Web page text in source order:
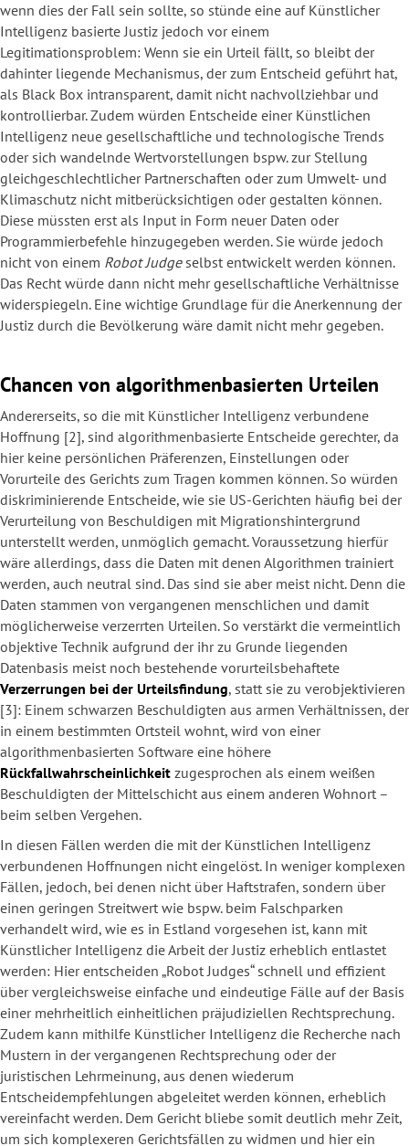
wenn dies der Fall sein sollte, so stünde eine auf Künstlicher
Intelligenz basierte Justiz jedoch vor einem
Legitimationsproblem: Wenn sie ein Urteil fällt, so bleibt der
dahinter liegende Mechanismus, der zum Entscheid geführt hat,
als Black Box intransparent, damit nicht nachvollziehbar und
kontrollierbar. Zudem würden Entscheide einer Künstlichen
Intelligenz neue gesellschaftliche und technologische Trends
oder sich wandelnde Wertvorstellungen bspw. zur Stellung
gleichgeschlechtlicher Partnerschaften oder zum Umwelt- und
Klimaschutz nicht mitberücksichtigen oder gestalten können.
Diese müssten erst als Input in Form neuer Daten oder
Programmierbefehle hinzugegeben werden. Sie würde jedoch
nicht von einem Robot Judgeselbst entwickelt werden können.
Das Recht würde dann nicht mehr gesellschaftliche Verhältnisse
widerspiegeln. Eine wichtige Grundlage für die Anerkennung der
Justiz durch die Bevölkerung wäre damit nicht mehr gegeben.
Chancen von algorithmenbasierten Urteilen
Andererseits, so die mit Künstlicher Intelligenz verbundene
Hoffnung [2], sind algorithmenbasierte Entscheide gerechter, da
hier keine persönlichen Präferenzen, Einstellungen oder
Vorurteile des Gerichts zum Tragen kommen können. So würden
diskriminierende Entscheide, wie sie US-Gerichten häufig bei der
Verurteilung von Beschuldigen mit Migrationshintergrund
unterstellt werden, unmöglich gemacht. Voraussetzung hierfür
wäre allerdings, dass die Daten mit denen Algorithmen trainiert
werden, auch neutral sind. Das sind sie aber meist nicht. Denn die
Daten stammen von vergangenen menschlichen und damit
möglicherweise verzerrten Urteilen. So verstärkt die vermeintlich
objektive Technik aufgrund der ihr zu Grunde liegenden
Datenbasis meist noch bestehende vorurteilsbehaftete
Verzerrungen bei der Urteilsfindung, statt sie zu verobjektivieren
[3]: Einem schwarzen Beschuldigten aus armen Verhältnissen, der
in einem bestimmten Ortsteil wohnt, wird von einer
algorithmenbasierten Software eine höhere
Rückfallwahrscheinlichkeit zugesprochen als einem weißen
Beschuldigten der Mittelschicht aus einem anderen Wohnort –
beim selben Vergehen.
In diesen Fällen werden die mit der Künstlichen Intelligenz
verbundenen Hoffnungen nicht eingelöst. In weniger komplexen
Fällen, jedoch, bei denen nicht über Haftstrafen, sondern über
einen geringen Streitwert wie bspw. beim Falschparken
verhandelt wird, wie es in Estland vorgesehen ist, kann mit
Künstlicher Intelligenz die Arbeit der Justiz erheblich entlastet
werden: Hier entscheiden „Robot Judges“ schnell und effizient
über vergleichsweise einfache und eindeutige Fälle auf der Basis
einer mehrheitlich einheitlichen präjudiziellen Rechtsprechung.
Zudem kann mithilfe Künstlicher Intelligenz die Recherche nach
Mustern in der vergangenen Rechtsprechung oder der
juristischen Lehrmeinung, aus denen wiederum
Entscheidempfehlungen abgeleitet werden können, erheblich
vereinfacht werden. Dem Gericht bliebe somit deutlich mehr Zeit,
um sich komplexeren Gerichtsfällen zu widmen und hier ein